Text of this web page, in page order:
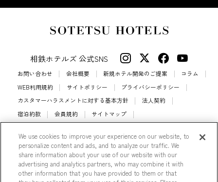
相鉄ホテルズ 公式SNS
お問い合わせ 会社概要 新規ホテル開発のご提案
コラム
WEB利用規約
サイトポリシー
プライバシーポリシー
カスタマーハラスメントに対する基本方針
法人契約
宿泊約款
会員規約
サイトマップ
Cookie Settings
We use cookies to improve your experience on our website, to
personalize content and ads, and to analyze our traffic. We
share information about your use of our website with our
advertising and analytics partners, who may combine it with
other information that you have provided to them or that